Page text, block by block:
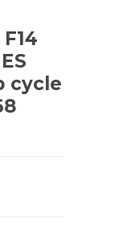
cycle